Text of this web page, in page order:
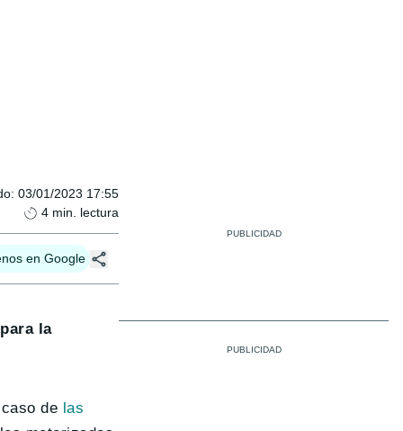
: 03/01/2023 17:55
4 min. lectura
en Google
la
de las